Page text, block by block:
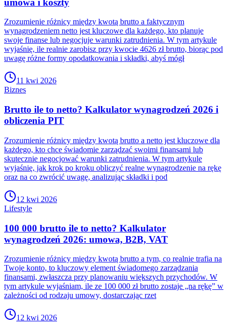
Zrozumienie różnicy między kwotą brutto a faktycznym
wynagrodzeniem netto jest kluczowe dla każdego, kto planuje
swoje finanse lub negocjuje warunki zatrudnienia. W tym artykule
wyjaśnię, ile realnie zarobisz przy kwocie 4626 zł brutto, biorąc pod
uwagę różne formy opodatkowania i składki, abyś mógł
11 kwi 2026
Biznes
Brutto ile to netto? Kalkulator wynagrodzeń 2026 i
obliczenia PIT
Zrozumienie różnicy między kwotą brutto a netto jest kluczowe dla
każdego, kto chce świadomie zarządzać swoimi finansami lub
skutecznie negocjować warunki zatrudnienia. W tym artykule
wyjaśnię, jak krok po kroku obliczyć realne wynagrodzenie na rękę
oraz na co zwrócić uwagę, analizując składki i pod
12 kwi 2026
Lifestyle
100 000 brutto ile to netto? Kalkulator
wynagrodzeń 2026: umowa, B2B, VAT
Zrozumienie różnicy między kwotą brutto a tym, co realnie trafia na
Twoje konto, to kluczowy element świadomego zarządzania
finansami, zwłaszcza przy planowaniu większych przychodów. W
tym artykule wyjaśniam, ile ze 100 000 zł brutto zostaje „na rękę” w
zależności od rodzaju umowy, dostarczając rzet
12 kwi 2026